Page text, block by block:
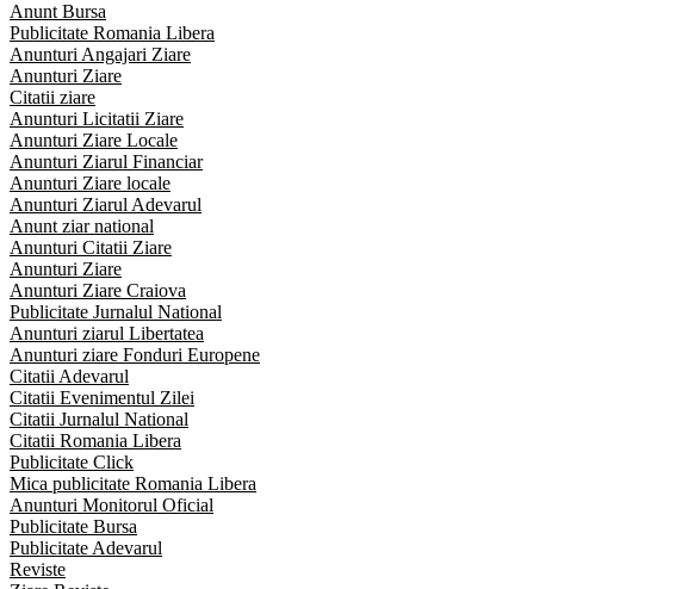
Anunt Bursa
Publicitate Romania Libera
Anunturi Angajari Ziare
Anunturi Ziare
Citatii ziare
Anunturi Licitatii Ziare
Anunturi Ziare Locale
Anunturi Ziarul Financiar
Anunturi Ziare locale
Anunturi Ziarul Adevarul
Anunt ziar national
Anunturi Citatii Ziare
Anunturi Ziare
Anunturi Ziare Craiova
Publicitate Jurnalul National
Anunturi ziarul Libertatea
Anunturi ziare Fonduri Europene
Citatii Adevarul
Citatii Evenimentul Zilei
Citatii Jurnalul National
Citatii Romania Libera
Publicitate Click
Mica publicitate Romania Libera
Anunturi Monitorul Oficial
Publicitate Bursa
Publicitate Adevarul
Reviste